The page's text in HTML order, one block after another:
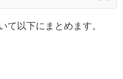
て以下にまとめます。